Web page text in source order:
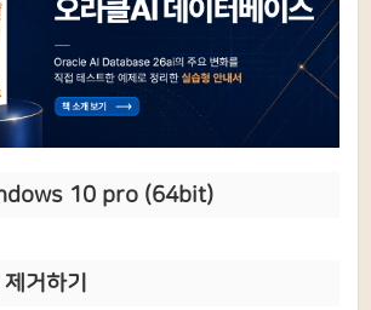
10 pro (64bit)
거하기